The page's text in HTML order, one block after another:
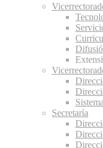
Secretaría